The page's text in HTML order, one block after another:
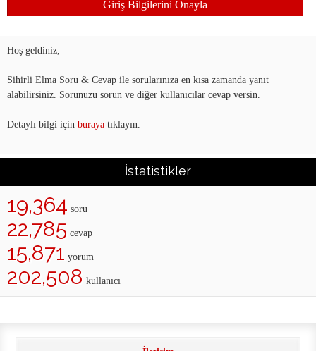
Hoş geldiniz,
Sihirli Elma Soru & Cevap ile sorularınıza en kısa zamanda yanıt
alabilirsiniz. Sorunuzu sorun ve diğer kullanıcılar cevap versin.
Detaylı bilgi için buraya tıklayın.
İstatistikler
19,364 soru
22,785 cevap
15,871 yorum
202,508 kullanıcı